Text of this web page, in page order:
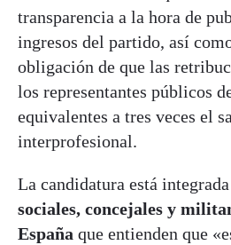
transparencia a la hora de
ingresos del partido, así
obligación de que las
los representantes públicos
equivalentes a tres veces el
interprofesional.
La candidatura está
sociales, concejales y
España que entienden que